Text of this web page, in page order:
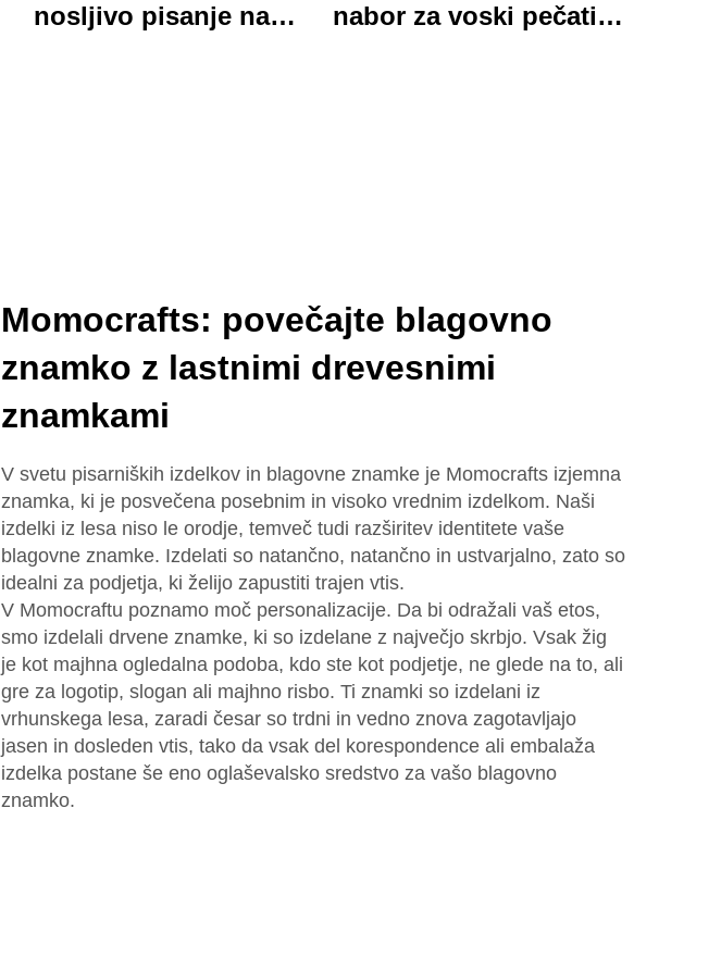
nosljivo pisanje na
nabor za voski pečati s
Momocrafts: povečajte blagovno
znamko z lastnimi drevesnimi
znamkami
V svetu pisarniških izdelkov in blagovne znamke je Momocrafts izjemna
znamka, ki je posvečena posebnim in visoko vrednim izdelkom. Naši
izdelki iz lesa niso le orodje, temveč tudi razširitev identitete vaše
blagovne znamke. Izdelati so natančno, natančno in ustvarjalno, zato so
idealni za podjetja, ki želijo zapustiti trajen vtis.
V Momocraftu poznamo moč personalizacije. Da bi odražali vaš etos,
smo izdelali drvene znamke, ki so izdelane z največjo skrbjo. Vsak žig
je kot majhna ogledalna podoba, kdo ste kot podjetje, ne glede na to, ali
gre za logotip, slogan ali majhno risbo. Ti znamki so izdelani iz
vrhunskega lesa, zaradi česar so trdni in vedno znova zagotavljajo
jasen in dosleden vtis, tako da vsak del korespondence ali embalaža
izdelka postane še eno oglaševalsko sredstvo za vašo blagovno
znamko.